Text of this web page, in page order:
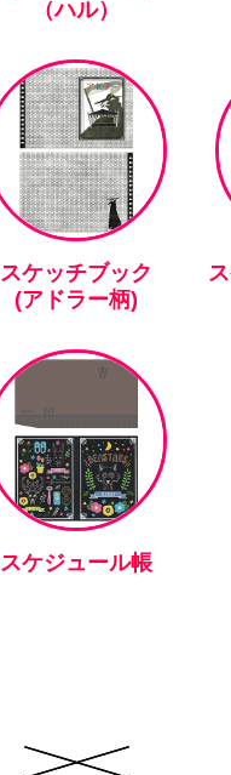
（ハル）
スケッチブック
(アドラー柄)
スケジュール帳